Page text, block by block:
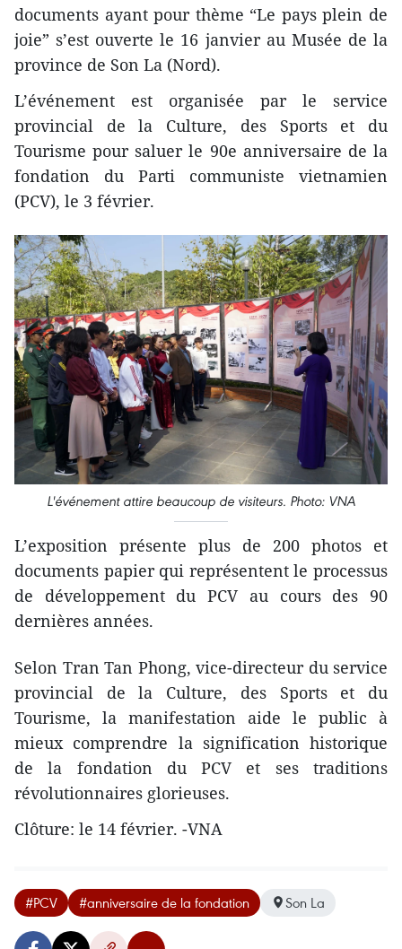
documents ayant pour thème “Le pays plein de
joie” s’est ouverte le 16 janvier au Musée de la
province de Son La (Nord).
L’événement est organisée par le service
provincial de la Culture, des Sports et du
Tourisme pour saluer le 90e anniversaire de la
fondation du Parti communiste vietnamien
(PCV), le 3 février.
L'événement attire beaucoup de visiteurs. Photo: VNA
L’exposition présente plus de 200 photos et
documents papier qui représentent le processus
de développement du PCV au cours des 90
dernières années.
Selon Tran Tan Phong, vice-directeur du service
provincial de la Culture, des Sports et du
Tourisme, la manifestation aide le public à
mieux comprendre la signification historique
de la fondation du PCV et ses traditions
révolutionnaires glorieuses.
Clôture: le 14 février. -VNA
#PCV #anniversaire de la fondation Son La